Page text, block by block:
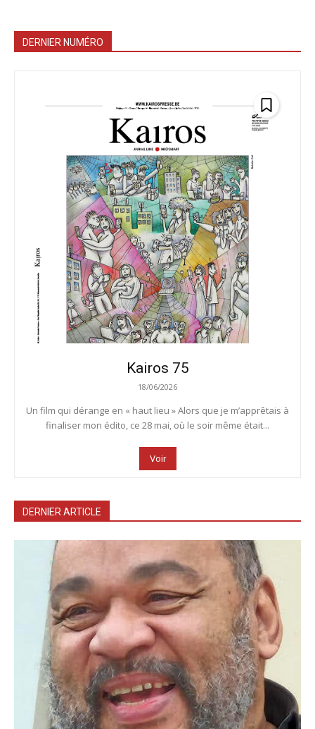
DERNIER NUMÉRO
Kairos 75
18/06/2026
Un film qui dérange en « haut lieu » Alors que je m’apprêtais à
finaliser mon édito, ce 28 mai, où le soir même était...
Voir
DERNIER ARTICLE